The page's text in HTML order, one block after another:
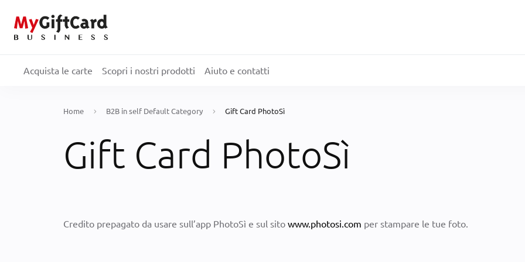
Acquista le carte Scopri i nostri prodotti Aiuto e contatti
Home B2B in self Default Category Gift Card PhotoSì
Gift Card PhotoSì
Credito prepagato da usare sull’app PhotoSì e sul sito www.photosi.com per stampare le tue foto.